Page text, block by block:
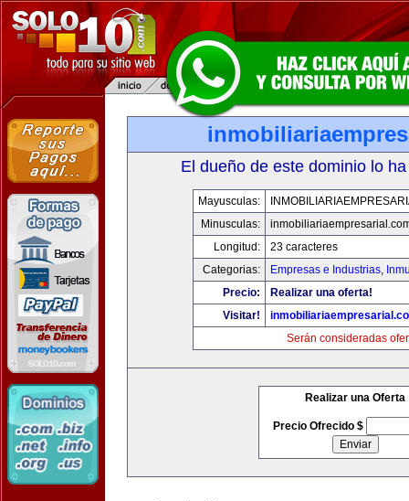
El dueño de este dominio lo
Mayusculas:
Minusculas:
Longitud:
23 caracteres
Categorias:
Empresas e Industrias,
Precio:
Realizar una oferta!
Visitar!
Serán consideradas
Realizar una Oferta
Precio Ofrecido $